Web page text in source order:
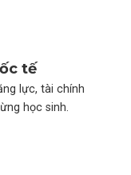
tế
lực, tài chính
học sinh.